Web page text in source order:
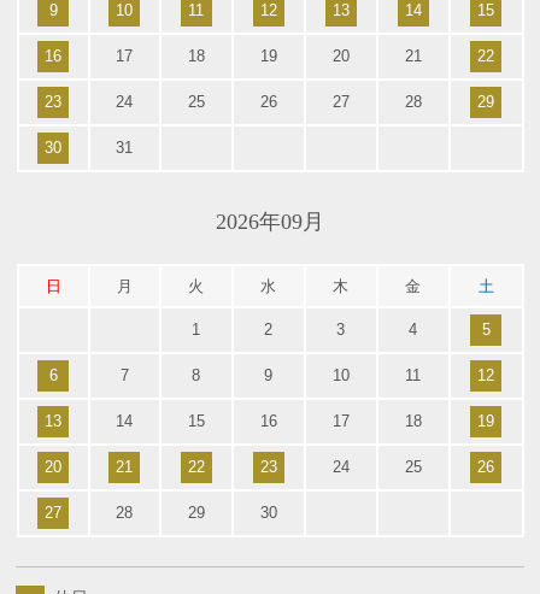
9 10 11 12 13 14 15
16 17 18 19 20 21 22
23 24 25 26 27 28 29
30 31
2026年09月
日 月 火 水 木 金 土
1 2 3 4 5
6 7 8 9 10 11 12
13 14 15 16 17 18 19
20 21 22 23 24 25 26
27 28 29 30